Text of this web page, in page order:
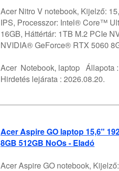
Acer Nitro V notebook, Kijelző:
IPS, Processzor: Intel® Core™
16GB, Háttértár: 1TB M.2 PCIe
NVIDIA® GeForce® RTX 5060
Acer Notebook, laptop Állapota :
Hirdetés lejárata : 2026.08.20.
Acer Aspire GO laptop 15,6"
8GB 512GB NoOs - Eladó
Acer Aspire GO notebook,